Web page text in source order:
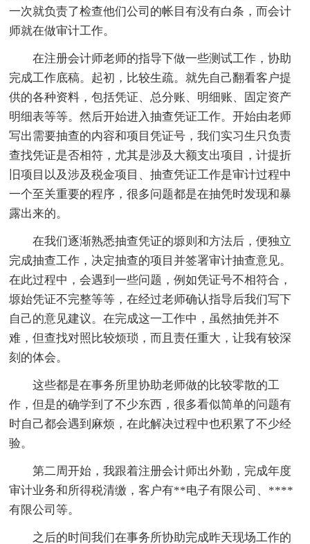
一次就负责了检查他们公司的帐目有没有白条，而会计
师就在做审计工作。
在注册会计师老师的指导下做一些测试工作，协助
完成工作底稿。起初，比较生疏。就先自己翻看客户提
供的各种资料，包括凭证、总分账、明细账、固定资产
明细表等等。然后开始进入抽查凭证工作。开始由老师
写出需要抽查的内容和项目凭证号，我们实习生只负责
查找凭证是否相符，尤其是涉及大额支出项目，计提折
旧项目以及涉及税金项目、抽查凭证工作是审计过程中
一个至关重要的程序，很多问题都是在抽凭时发现和暴
露出来的。
在我们逐渐熟悉抽查凭证的塬则和方法后，便独立
完成抽查工作，决定抽查的项目并签署审计抽查意见。
在此过程中，会遇到一些问题，例如凭证号不相符合，
塬始凭证不完整等等，在经过老师确认指导后我们写下
自己的意见建议。在完成这一工作中，虽然抽凭并不
难，但查找对照比较烦琐，而且责任重大，让我有较深
刻的体会。
这些都是在事务所里协助老师做的比较零散的工
作，但是的确学到了不少东西，很多看似简单的问题有
时自己都会遇到麻烦，在此解决过程中也积累了不少经
验。
第二周开始，我跟着注册会计师出外勤，完成年度
审计业务和所得税清缴，客户有**电子有限公司、****
有限公司等。
之后的时间我们在事务所协助完成昨天现场工作的